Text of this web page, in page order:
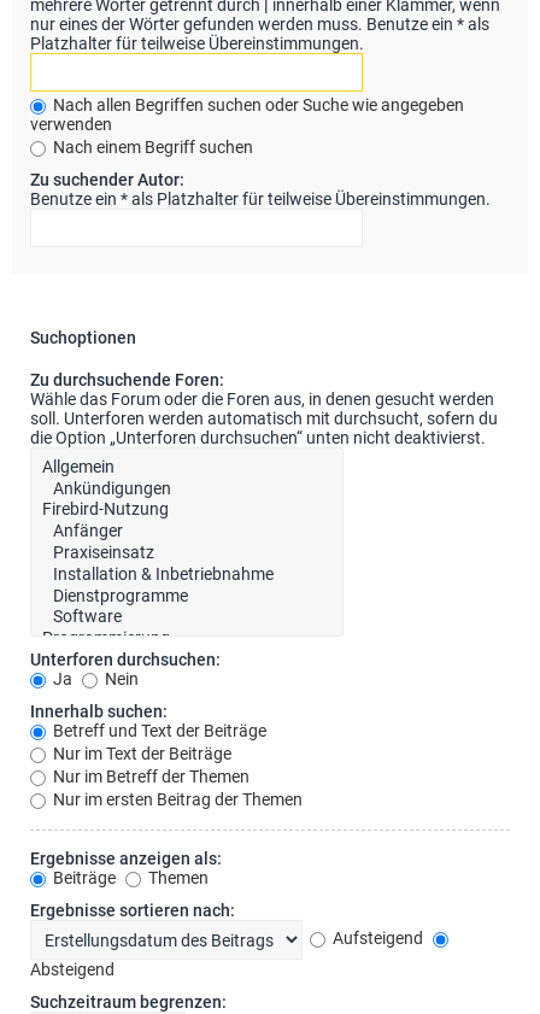
mehrere Wörter getrennt durch | innerhalb einer Klammer, wenn
nur eines der Wörter gefunden werden muss. Benutze ein * als
Platzhalter für teilweise Übereinstimmungen.
Nach allen Begriffen suchen oder Suche wie angegeben
verwenden
Nach einem Begriff suchen
Zu suchender Autor:
Benutze ein * als Platzhalter für teilweise Übereinstimmungen.
Suchoptionen
Zu durchsuchende Foren:
Wähle das Forum oder die Foren aus, in denen gesucht werden
soll. Unterforen werden automatisch mit durchsucht, sofern du
die Option „Unterforen durchsuchen“ unten nicht deaktivierst.
Unterforen durchsuchen:
Ja
Nein
Innerhalb suchen:
Betreff und Text der Beiträge
Nur im Text der Beiträge
Nur im Betreff der Themen
Nur im ersten Beitrag der Themen
Ergebnisse anzeigen als:
Beiträge
Themen
Ergebnisse sortieren nach:
Aufsteigend
Absteigend
Suchzeitraum begrenzen: